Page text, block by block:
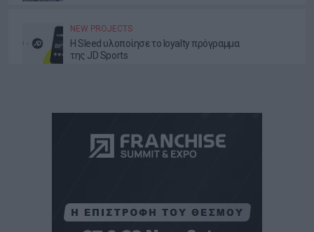
NEW PROJECTS
Η Sleed υλοποίησε το loyalty πρόγραμμα
της JD Sports